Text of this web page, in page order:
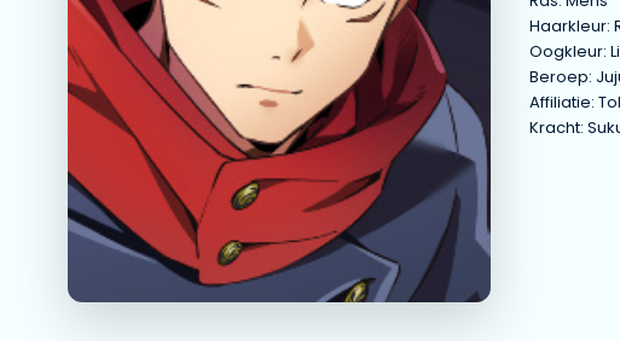
Haarkleur:
Oogkleur:
Beroep:
Affiliatie:
Kracht: